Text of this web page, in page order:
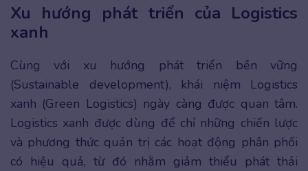
Xu hướng phát triển của Logistics
xanh
Cùng với xu hướng phát triển bền vững
(Sustainable development), khái niệm Logistics
xanh (Green Logistics) ngày càng được quan tâm.
Logistics xanh được dùng để chỉ những chiến lược
và phương thức quản trị các hoạt động phân phối
có hiệu quả, từ đó nhằm giảm thiểu phát thải